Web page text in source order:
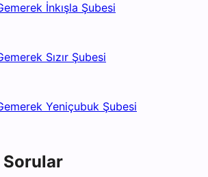
İnkışla Şubesi
Sızır Şubesi
Yeniçubuk Şubesi
Sorular